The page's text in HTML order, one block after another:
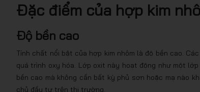
Đặc điểm của hợp kim
Độ bền cao
Tính chất nổi bật của hợp kim nhôm là độ bền cao.
quá trình oxy hóa. Lớp oxit này hoạt động như một
bền cao mà không cần bất kỳ phủ sơn hoặc mạ nào
chủ đầu tư trên thị trường.